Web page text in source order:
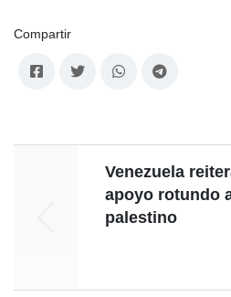
Compartir
Venezuela
apoyo rotundo
palestino